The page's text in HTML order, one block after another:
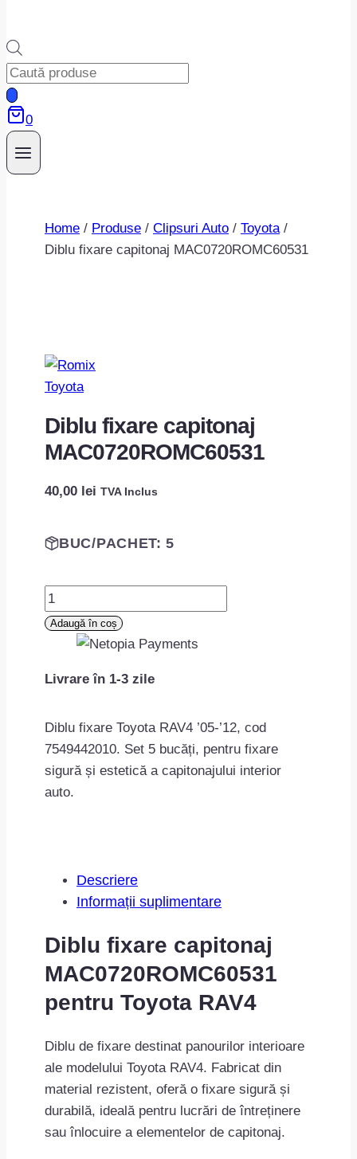
Products
search
0
Home / Produse / Clipsuri Auto / Toyota /
Diblu fixare capitonaj MAC0720ROMC60531
Toyota
Diblu fixare capitonaj
MAC0720ROMC60531
40,00 lei TVA Inclus
BUC/PACHET: 5
Cantitate
Diblu
fixare
MAC0720ROMC60531
Adaugă în coș
Livrare în 1-3 zile
Diblu fixare Toyota RAV4 ’05-’12, cod
7549442010. Set 5 bucăți, pentru fixare
sigură și estetică a capitonajului interior
auto.
Descriere
Informații suplimentare
Diblu fixare capitonaj
MAC0720ROMC60531
pentru Toyota RAV4
Diblu de fixare destinat panourilor interioare
ale modelului Toyota RAV4. Fabricat din
material rezistent, oferă o fixare sigură și
durabilă, ideală pentru lucrări de întreținere
sau înlocuire a elementelor de capitonaj.